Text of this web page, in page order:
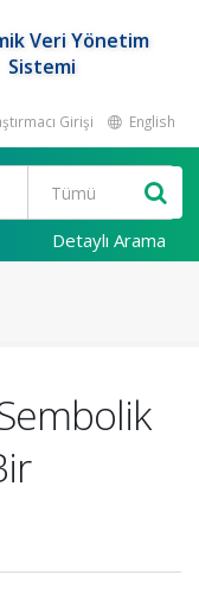
Veri Yönetim
Sistemi
Girişi English
Detaylı Arama